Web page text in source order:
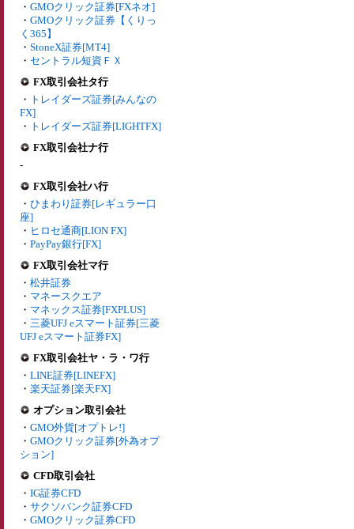
・ GMOクリック証券[FXネオ]
・ GMOクリック証券【くりっ
く365】
・ StoneX証券[MT4]
・ セントラル短資ＦＸ
FX取引会社タ行
・ トレイダーズ証券[みんなの
FX]
・ トレイダーズ証券[LIGHTFX]
FX取引会社ナ行
-
FX取引会社ハ行
・ ひまわり証券[レギュラー口
座]
・ ヒロセ通商[LION FX]
・ PayPay銀行[FX]
FX取引会社マ行
・ 松井証券
・ マネースクエア
・ マネックス証券[FXPLUS]
・ 三菱UFJ eスマート証券[三菱
UFJ eスマート証券FX]
FX取引会社ヤ・ラ・ワ行
・ LINE証券[LINEFX]
・ 楽天証券[楽天FX]
オプション取引会社
・ GMO外貨[オプトレ!]
・ GMOクリック証券[外為オプ
ション]
CFD取引会社
・ IG証券CFD
・ サクソバンク証券CFD
・ GMOクリック証券CFD